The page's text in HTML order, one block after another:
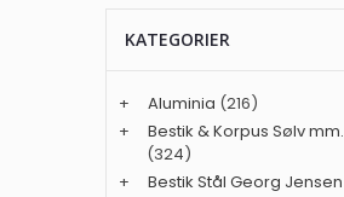
KATEGORIER
+ Aluminia (216)
+
Bestik & Korpus Sølv mm.
(324)
+
Bestik Stål Georg Jensen